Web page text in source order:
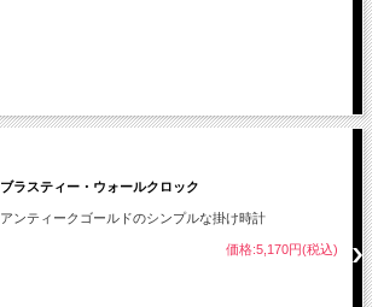
ブラスティー・ウォールクロック
アンティークゴールドのシンプルな掛け時計
価格:5,170円(税込)